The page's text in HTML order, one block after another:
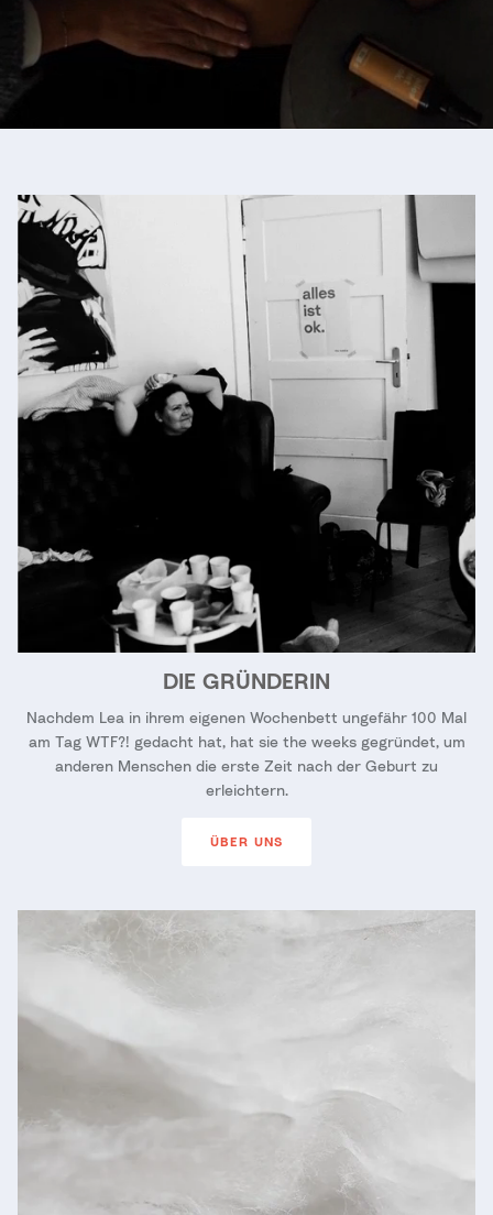
DIE GRÜNDERIN
Nachdem Lea in ihrem eigenen Wochenbett ungefähr 100 Mal
am Tag WTF?! gedacht hat, hat sie the weeks gegründet, um
anderen Menschen die erste Zeit nach der Geburt zu
erleichtern.
ÜBER UNS